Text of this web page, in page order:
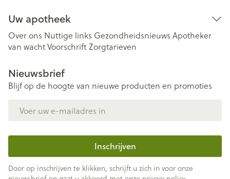
Uw apotheek
Over ons Nuttige links Gezondheidsnieuws Apotheker
van wachtVoorschriftZorgtarieven
Nieuwsbrief
Blijf op de hoogte van nieuwe producten en promoties
Inschrijven
Door op inschrijven te klikken, schrijft u zich in voor onze